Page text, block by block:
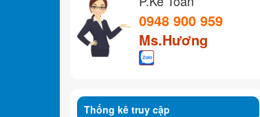
0948 900 959
Ms.Hương
Thống kê truy cập